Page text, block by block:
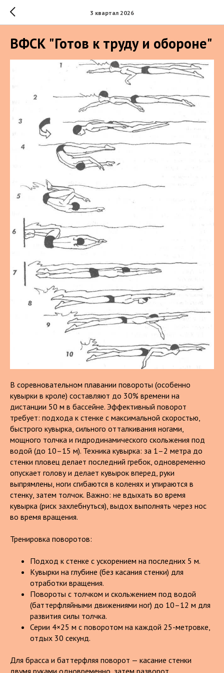
3 квартал 2026
ВФСК "Готов к труду и обороне"
В соревновательном плавании повороты (особенно
кувырки в кроле) составляют до 30% времени на
дистанции 50 м в бассейне. Эффективный поворот
требует: подхода к стенке с максимальной скоростью,
быстрого кувырка, сильного отталкивания ногами,
мощного толчка и гидродинамического скольжения под
водой (до 10–15 м). Техника кувырка: за 1–2 метра до
стенки пловец делает последний гребок, одновременно
опускает голову и делает кувырок вперед, руки
выпрямлены, ноги сгибаются в коленях и упираются в
стенку, затем толчок. Важно: не вдыхать во время
кувырка (риск захлебнуться), выдох выполнять через нос
во время вращения.
Тренировка поворотов:
Подход к стенке с ускорением на последних 5 м.
Кувырки на глубине (без касания стенки) для
отработки вращения.
Повороты с толчком и скольжением под водой
(баттерфляйными движениями ног) до 10–12 м для
развития силы толчка.
Серии 4×25 м с поворотом на каждой 25-метровке,
отдых 30 секунд.
Для брасса и баттерфляя поворот — касание стенки
двумя руками одновременно, затем разворот,